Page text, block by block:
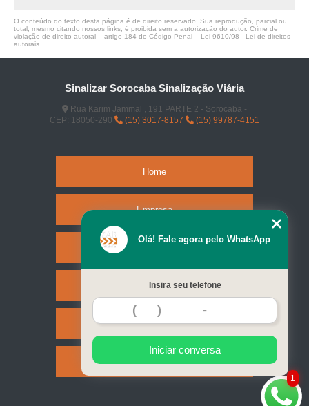
O conteúdo do texto desta página é de direito reservado. Sua reprodução, parcial ou
total, mesmo citando nossos links, é proibida sem a autorização do autor. Crime de
violação de direito autoral – artigo 184 do Código Penal – Lei 9610/98 - Lei de direitos
autorais
Sinalizar Sorocaba Sinalização Viária
Rua Karim Jammal , 191 PARTE 2 - Sorocaba -
CEP: 18050-290
(15) 3017-8157 (15) 99787-4151
Home
Empresa
Serviços
Contato
Mapa do site
1
Olá! Fale agora pelo WhatsApp
Insira seu telefone
Iniciar conversa